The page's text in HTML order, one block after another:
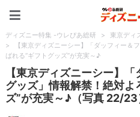
ディズニー特集 -ウレぴあ総研 > 東京ディ
>
【東京ディズニーシー】「ダッフィー＆
ばれる“ギフトグッズ”が充実～♪
【東京ディズニーシー】
グッズ」情報解禁！絶対よ
ズ”が充実～♪（写真 22/23